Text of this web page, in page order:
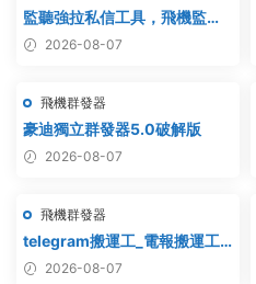
監聽強拉私信工具，飛機監
聽，飛機監聽強拉，飛機監聽
2026-08-07
飛機群發器
豪迪獨立群發器5.0破解版
2026-08-07
飛機群發器
telegram搬運工_電報搬運工_
電報克隆_電報資源批量搬運
2026-08-07